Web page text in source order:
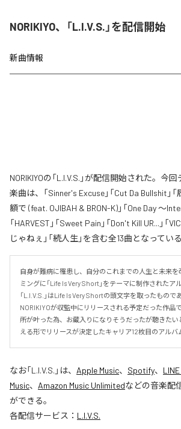
NORIKIYO、「L.I.V.S.」を配信開始
新曲情報
NORIKIYOの「L.I.V.S.」が配信開始された。今
楽曲は、「Sinner's Excuse」「Cut Da Bullshit」
額で (feat. OJIBAH & BRON-K)」「One Day ～
「HARVEST」「Sweet Pain」「Don't Kill UR...」「
じゃねぇ」「続人生」を含む全13曲となっている
自身が難病に罹患し、自分のこれまでの人生と未来を
ミングに「Life Is Very Short」をテーマに制作されたア
「L.I.V.S.」はLife Is Very Shortの頭文字を取ったもので
NORIKIYOが収監中にリリースされる予定だった作品
所が叶った為、お蔵入りになりそうだったが聴きた
える形でリリースが決定したキャリア12枚目のアルバ
なお「L.I.V.S. 」は、 Apple Music、 Spotify、
Music、 Amazon Music Unlimitedなどの音楽配
ができる。
各配信サービス： L.I.V.S.